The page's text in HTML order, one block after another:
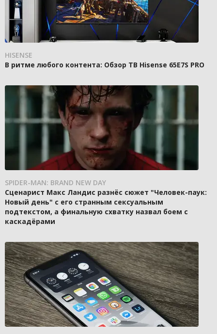
HISENSE
В ритме любого контента: Обзор ТВ Hisense 65E7S PRO
SPIDER-MAN: BRAND NEW DAY
Сценарист Макс Ландис разнёс сюжет "Человек-паук:
Новый день" с его странным сексуальным
подтекстом, а финальную схватку назвал боем с
каскадёрами